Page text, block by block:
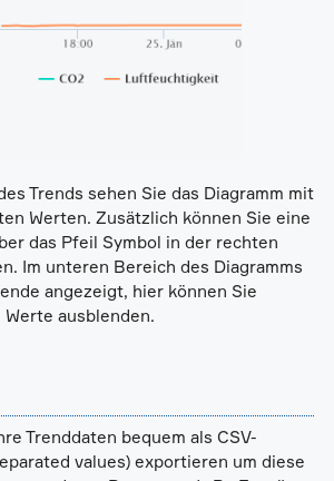
Trends sehen Sie das Diagramm mit
Werten. Zusätzlich können Sie eine
das Pfeil Symbol in der rechten
Im unteren Bereich des Diagramms
angezeigt, hier können Sie
ausblenden.
Trenddaten bequem als CSV-
values) exportieren um diese